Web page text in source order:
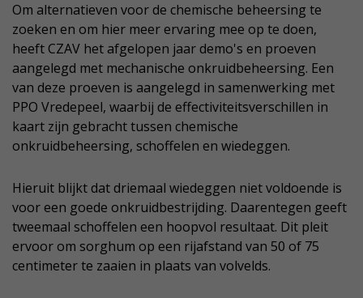
Om alternatieven voor de chemische beheersing te
zoeken en om hier meer ervaring mee op te doen,
heeft CZAV het afgelopen jaar demo's en proeven
aangelegd met mechanische onkruidbeheersing. Een
van deze proeven is aangelegd in samenwerking met
PPO Vredepeel, waarbij de effectiviteitsverschillen in
kaart zijn gebracht tussen chemische
onkruidbeheersing, schoffelen en wiedeggen.
Hieruit blijkt dat driemaal wiedeggen niet voldoende is
voor een goede onkruidbestrijding. Daarentegen geeft
tweemaal schoffelen een hoopvol resultaat. Dit pleit
ervoor om sorghum op een rijafstand van 50 of 75
centimeter te zaaien in plaats van volvelds.